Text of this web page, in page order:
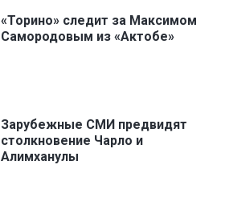
«Торино» следит за Максимом
Самородовым из «Актобе»
Зарубежные СМИ предвидят
столкновение Чарло и
Алимханулы